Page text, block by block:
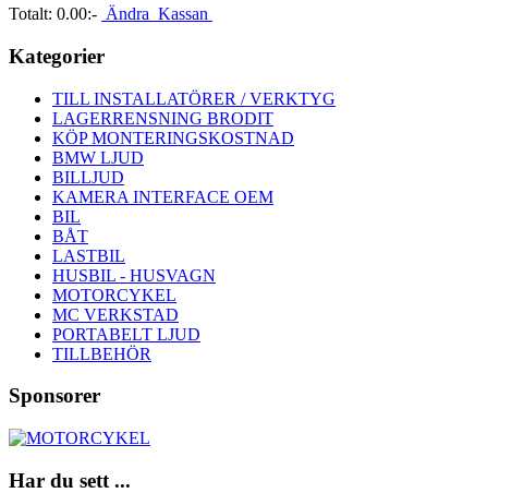
Totalt: 0.00:- Ändra Kassan
Kategorier
TILL INSTALLATÖRER / VERKTYG
LAGERRENSNING BRODIT
KÖP MONTERINGSKOSTNAD
BMW LJUD
BILLJUD
KAMERA INTERFACE OEM
BIL
BÅT
LASTBIL
HUSBIL - HUSVAGN
MOTORCYKEL
MC VERKSTAD
PORTABELT LJUD
TILLBEHÖR
Sponsorer
Har du sett ...